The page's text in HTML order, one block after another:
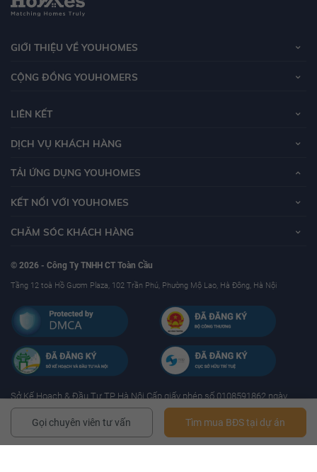
Gọi chuyên viên tư vấn Tìm mua BĐS tại dự án
GIỚI THIỆU VỀ YOUHOMES
CỘNG ĐỒNG YOUHOMERS
LIÊN KẾT
DỊCH VỤ KHÁCH HÀNG
TẢI ỨNG DỤNG YOUHOMES
KẾT NỐI VỚI YOUHOMES
CHĂM SÓC KHÁCH HÀNG
© 2026 - Công Ty TNHH CT Toàn Cầu
Tầng 12 toà Hồ Gươm Plaza, 102 Trần Phú, Phường Mộ Lao, Hà Đông, Hà Nội
Sở Kế Hoạch & Ðầu Tư TP Hà Nội Cấp giấy phép số 0108591862 ngày
17/01/2019 - Mã số thuế: 0108591862